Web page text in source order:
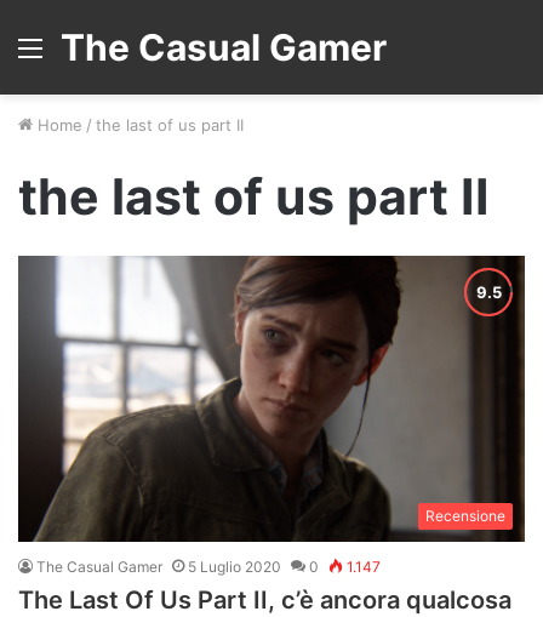
The Casual Gamer
Home / the last of us part II
the last of us part II
Recensione
The Casual Gamer 5 Luglio 2020 0 1.147
The Last Of Us Part II, c’è ancora qualcosa